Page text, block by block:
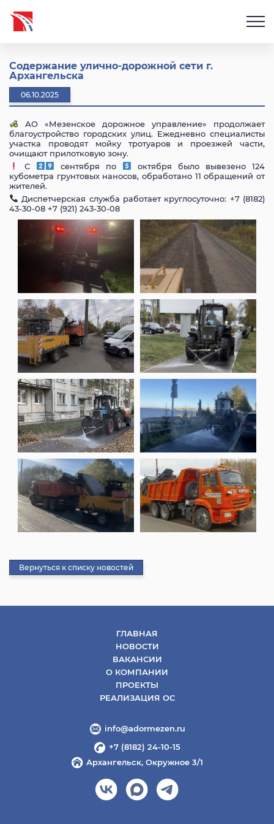
Содержание улично-дорожной сети г.
Архангельска
06.10.2025
АО «Мезенское дорожное управление» продолжает
благоустройство городских улиц. Ежедневно специалисты
участка проводят мойку тротуаров и проезжей части,
очищают прилотковую зону.
С
сентября по
октября было вывезено 124
кубометра грунтовых наносов, обработано 11 обращений от
жителей.
Диспетчерская служба работает круглосуточно: +7 (8182)
43-30-08 +7 (921) 243-30-08
Вернуться к списку новостей
ГЛАВНАЯ
НОВОСТИ
ВАКАНСИИ
О КОМПАНИИ
ПРОЕКТЫ
РЕАЛИЗАЦИЯ ОС
info@adormezen.ru
+7 (8182) 24-10-15
Архангельск, Окружное 3/1